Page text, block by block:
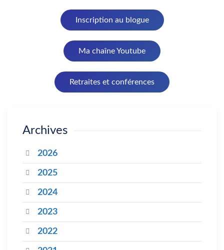
Inscription au blogue
Ma chaîne Youtube
Retraites et conférences
Archives
2026
2025
2024
2023
2022